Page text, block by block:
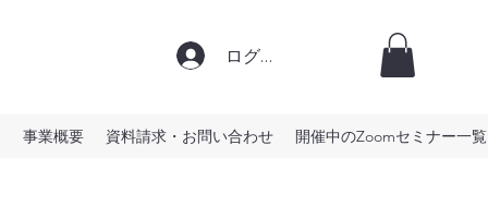
ログイン
事業概要 資料請求・お問い合わせ 開催中のZoomセミナー一覧